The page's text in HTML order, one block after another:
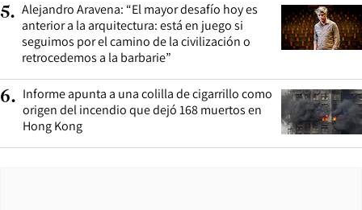
5. Alejandro Aravena: “El mayor desafío hoy es
anterior a la arquitectura: está en juego si
seguimos por el camino de la civilización o
retrocedemos a la barbarie”
6. Informe apunta a una colilla de cigarrillo como
origen del incendio que dejó 168 muertos en
Hong Kong